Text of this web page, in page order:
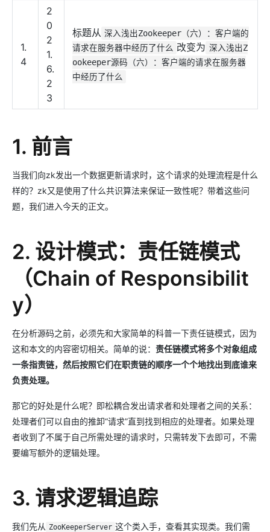
1.
4
2
0
2
1.
6.
2
3
标题从 深入浅出Zookeeper（六）：客户端的
请求在服务器中经历了什么 改变为 深入浅出Z
ookeeper源码（六）：客户端的请求在服务器
中经历了什么
1. 前言
当我们向zk发出一个数据更新请求时，这个请求的处理流程是什么
样的？zk又是使用了什么共识算法来保证一致性呢？带着这些问
题，我们进入今天的正文。
2. 设计模式：责任链模式
（Chain of Responsibilit
y）
在分析源码之前，必须先和大家简单的科普一下责任链模式，因为
这和本文的内容密切相关。简单的说： 责任链模式将多个对象组成
一条指责链，然后按照它们在职责链的顺序一个个地找出到底谁来
负责处理。
那它的好处是什么呢？即松耦合发出请求者和处理者之间的关系：
处理者们可以自由的推卸“请求”直到找到相应的处理者。如果处理
者收到了不属于自己所需处理的请求时，只需转发下去即可，不需
要编写额外的逻辑处理。
3. 请求逻辑追踪
我们先从 ZooKeeperServer 这个类入手，查看其实现类。我们需